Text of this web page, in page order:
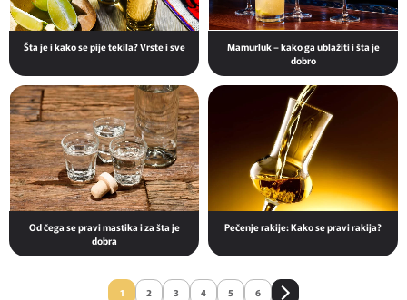
Šta je i kako se pije tekila? Vrste i sve
Mamurluk – kako ga ublažiti i šta je
dobro
Od čega se pravi mastika i za šta je
dobra
Pečenje rakije: Kako se pravi rakija?
1 2 3 4 5 6